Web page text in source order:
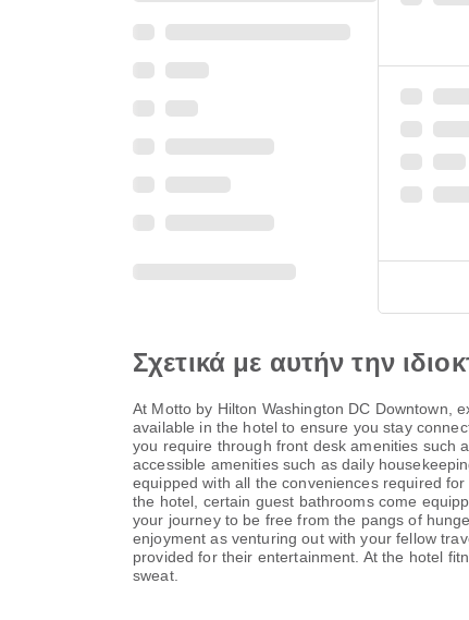
Σχετικά με αυτήν την
At Motto by Hilton Washington DC Downtown,
available in the hotel to ensure you stay
you require through front desk amenities such
accessible amenities such as daily
equipped with all the conveniences required
the hotel, certain guest bathrooms come
your journey to be free from the pangs of
enjoyment as venturing out with your fellow
provided for their entertainment. At the hotel
sweat.